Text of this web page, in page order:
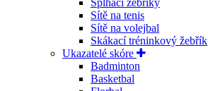
Sítě na tenis
Sítě na volejbal
Skákací tréninkový žebřík
Ukazatelé skóre
Badminton
Basketbal